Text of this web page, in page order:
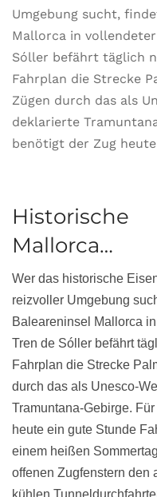
Umgebung sucht,
Mallorca in
Sóller befährt täglich
Fahrplan die Strecke
Zügen durch das als
deklarierte
benötigt der Zug
Mallorca…
Wer das historische
reizvoller Umgebung
Baleareninsel Mallorca
Tren de Sóller befährt
Fahrplan die Strecke
durch das als Unesco-
Tramuntana-Gebirge.
heute ein gute Stunde
einem heißen
offenen Zugfenstern den
kühlen